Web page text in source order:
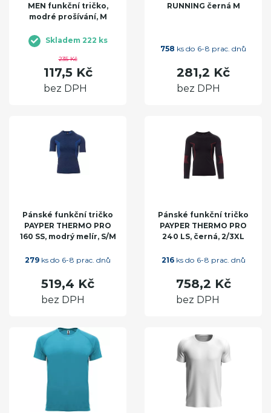
MEN funkční tričko,
modré prošívání, M
Skladem 222 ks
235 Kč
117,5 Kč
bez DPH
RUNNING černá M
758 ks do 6-8 prac. dnů
281,2 Kč
bez DPH
Pánské funkční tričko
PAYPER THERMO PRO
160 SS, modrý melír, S/M
279 ks do 6-8 prac. dnů
519,4 Kč
bez DPH
Pánské funkční tričko
PAYPER THERMO PRO
240 LS, černá, 2/3XL
216ks do 6-8 prac. dnů
758,2 Kč
bez DPH